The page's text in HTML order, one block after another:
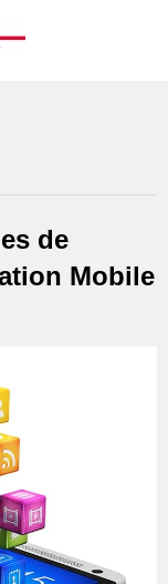
de
Mobile